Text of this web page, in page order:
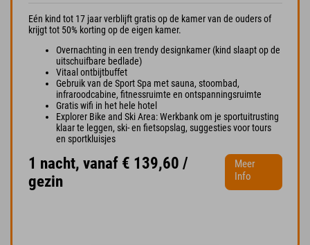
Eén kind tot 17 jaar verblijft gratis op de kamer van de ouders of
krijgt tot 50% korting op de eigen kamer.
Overnachting in een trendy designkamer (kind slaapt op de
uitschuifbare bedlade)
Vitaal ontbijtbuffet
Gebruik van de Sport Spa met sauna, stoombad,
infraroodcabine, fitnessruimte en ontspanningsruimte
Gratis wifi in het hele hotel
Explorer Bike and Ski Area: Werkbank om je sportuitrusting
klaar te leggen, ski- en fietsopslag, suggesties voor tours
en sportkluisjes
1 nacht, vanaf € 139,60 /
gezin
Meer
Info